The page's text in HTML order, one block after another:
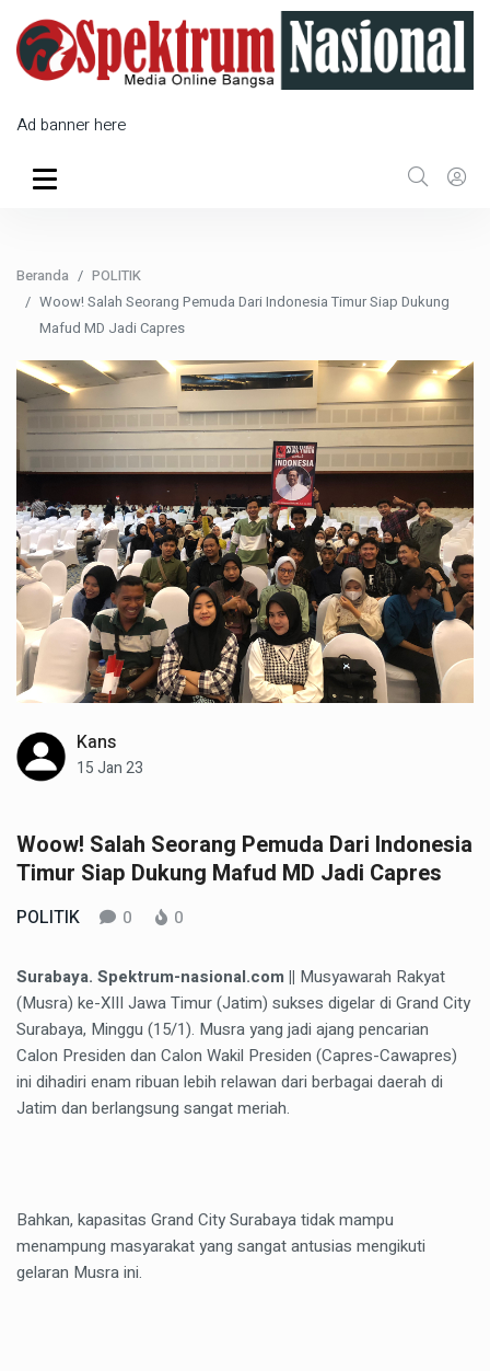
Ad banner here
Beranda
POLITIK
Woow! Salah Seorang Pemuda Dari Indonesia Timur Siap Dukung
Mafud MD Jadi Capres
Kans
15 Jan 23
Woow! Salah Seorang Pemuda Dari Indonesia
Timur Siap Dukung Mafud MD Jadi Capres
POLITIK 0 0
Surabaya. Spektrum-nasional.com || Musyawarah Rakyat
(Musra) ke-XIII Jawa Timur (Jatim) sukses digelar di Grand City
Surabaya, Minggu (15/1). Musra yang jadi ajang pencarian
Calon Presiden dan Calon Wakil Presiden (Capres-Cawapres)
ini dihadiri enam ribuan lebih relawan dari berbagai daerah di
Jatim dan berlangsung sangat meriah.
Bahkan, kapasitas Grand City Surabaya tidak mampu
menampung masyarakat yang sangat antusias mengikuti
gelaran Musra ini.